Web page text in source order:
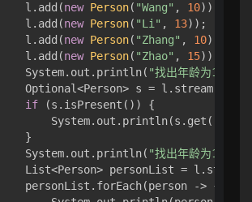
l.add(
new Person( "Wang" , 10));
l.add(
new Person( "Li" , 13));
l.add(
new Person( "Zhang" , 10));
l.add(
new Person( "Zhao" , 15));
System.out.println(
"找出年龄为10的第
Optional<Person> s =
if (s.isPresent()) {
}
System.out.println(
"找出年龄为10的所
List<Person> personList =
personList.forEach(person -> {